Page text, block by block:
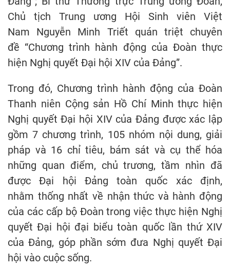
Chủ tịch Trung ương Hội Sinh viên Việt
Nam Nguyễn Minh Triết quán triệt chuyên
đề “Chương trình hành động của Đoàn thực
hiện Nghị quyết Đại hội XIV của Đảng”.
Trong đó, Chương trình hành động của Đoàn
Thanh niên Cộng sản Hồ Chí Minh thực hiện
Nghị quyết Đại hội XIV của Đảng được xác lập
gồm 7 chương trình, 105 nhóm nội dung, giải
pháp và 16 chỉ tiêu, bám sát và cụ thể hóa
những quan điểm, chủ trương, tầm nhìn đã
được Đại hội Đảng toàn quốc xác định,
nhằm thống nhất về nhận thức và hành động
của các cấp bộ Đoàn trong việc thực hiện Nghị
quyết Đại hội đại biểu toàn quốc lần thứ XIV
của Đảng, góp phần sớm đưa Nghị quyết Đại
hội vào cuộc sống.